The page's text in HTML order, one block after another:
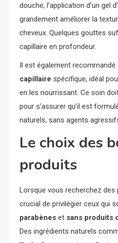
douche, l’application d’un gel d’
grandement améliorer la
cheveux. Quelques gouttes
capillaire en profondeur.
Il est également recommandé
capillaire spécifique, idéal
en les nourrissant. Ce soin
pour s’assurer qu’il est
naturels, sans agents
Le choix des
produits
Lorsque vous recherchez des
crucial de privilégier ceux qui
parabènes et sans produits
Des ingrédients naturels